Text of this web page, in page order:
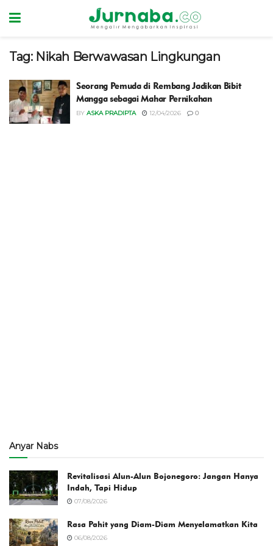
Tag: Nikah Berwawasan Lingkungan
Seorang Pemuda di Rembang Jadikan Bibit
Mangga sebagai Mahar Pernikahan
BY ASKA PRADIPTA 12/04/2026 0
Anyar Nabs
Revitalisasi Alun-Alun Bojonegoro: Jangan Hanya
Indah, Tapi Hidup
07/08/2026
Rasa Pahit yang Diam-Diam Menyelamatkan Kita
06/08/2026